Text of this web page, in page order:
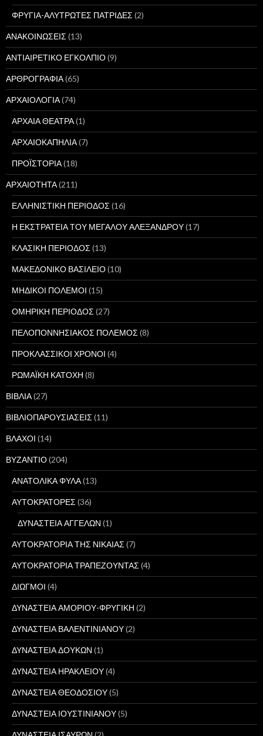
ΦΡΥΓΙΑ-ΑΛΥΤΡΩΤΕΣ ΠΑΤΡΙΔΕΣ (2)
ΑΝΑΚΟΙΝΩΣΕΙΣ (13)
ΑΝΤΙΑΙΡΕΤΙΚΟ ΕΓΚΟΛΠΙΟ(9)
ΑΡΘΡΟΓΡΑΦΙΑ(65)
ΑΡΧΑΙΟΛΟΓΙΑ(74)
ΑΡΧΑΙΑ ΘΕΑΤΡΑ(1)
ΑΡΧΑΙΟΚΑΠΗΛΙΑ(7)
ΠΡΟΪΣΤΟΡΙΑ(18)
ΑΡΧΑΙΟΤΗΤΑ(211)
ΕΛΛΗΝΙΣΤΙΚΗ ΠΕΡΙΟΔΟΣ (16)
Η ΕΚΣΤΡΑΤΕΙΑ ΤΟΥ ΜΕΓΑΛΟΥ ΑΛΕΞΑΝΔΡΟΥ(17)
ΚΛΑΣΙΚΗ ΠΕΡΙΟΔΟΣ (13)
ΜΑΚΕΔΟΝΙΚΟ ΒΑΣΙΛΕΙΟ(10)
ΜΗΔΙΚΟΙ ΠΟΛΕΜΟΙ (15)
ΟΜΗΡΙΚΗ ΠΕΡΙΟΔΟΣ (27)
ΠΕΛΟΠΟΝΝΗΣΙΑΚΟΣ ΠΟΛΕΜΟΣ (8)
ΠΡΟΚΛΑΣΣΙΚΟΙ ΧΡΟΝΟΙ (4)
ΡΩΜΑΪΚΗ ΚΑΤΟΧΗ (8)
ΒΙΒΛΙΑ(27)
ΒΙΒΛΙΟΠΑΡΟΥΣΙΑΣΕΙΣ (11)
ΒΛΑΧΟΙ (14)
ΒΥΖΑΝΤΙΟ(204)
ΑΝΑΤΟΛΙΚΑ ΦΥΛΑ(13)
ΑΥΤΟΚΡΑΤΟΡΕΣ (36)
ΔΥΝΑΣΤΕΙΑ ΑΓΓΕΛΩΝ (1)
ΑΥΤΟΚΡΑΤΟΡΙΑ ΤΗΣ ΝΙΚΑΙΑΣ (7)
ΑΥΤΟΚΡΑΤΟΡΙΑ ΤΡΑΠΕΖΟΥΝΤΑΣ (4)
ΔΙΩΓΜΟΙ (4)
ΔΥΝΑΣΤΕΙΑ ΑΜΟΡΙΟΥ-ΦΡΥΓΙΚΗ (2)
ΔΥΝΑΣΤΕΙΑ ΒΑΛΕΝΤΙΝΙΑΝΟΥ(2)
ΔΥΝΑΣΤΕΙΑ ΔΟΥΚΩΝ (1)
ΔΥΝΑΣΤΕΙΑ ΗΡΑΚΛΕΙΟΥ(4)
ΔΥΝΑΣΤΕΙΑ ΘΕΟΔΟΣΙΟΥ(5)
ΔΥΝΑΣΤΕΙΑ ΙΟΥΣΤΙΝΙΑΝΟΥ(5)